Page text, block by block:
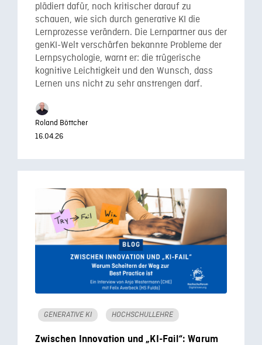
plädiert dafür, noch kritischer darauf zu
schauen, wie sich durch generative KI die
Lernprozesse verändern. Die Lernpartner aus der
genKI-Welt verschärfen bekannte Probleme der
Lernpsychologie, warnt er: die trügerische
kognitive Leichtigkeit und den Wunsch, dass
Lernen uns nicht zu sehr anstrengen darf.
Roland Böttcher
16.04.26
GENERATIVE KI HOCHSCHULLEHRE
Zwischen Innovation und „KI-Fail“: Warum